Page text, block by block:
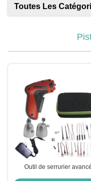
Toutes Les
Outil de serrurier